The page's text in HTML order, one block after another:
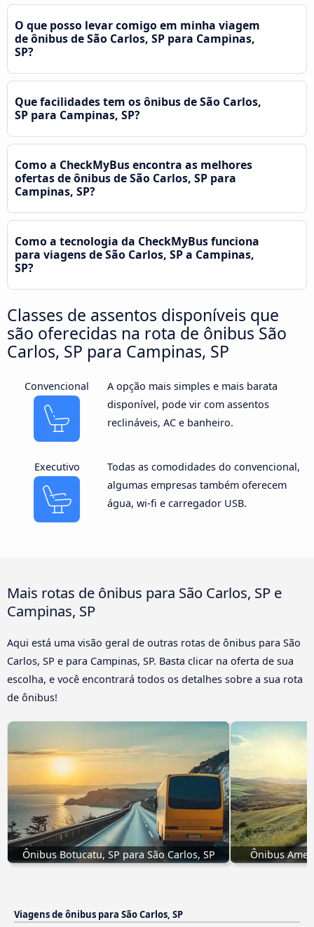
O que posso levar comigo em minha viagem
de ônibus de São Carlos, SP para Campinas,
SP?
Que facilidades tem os ônibus de São Carlos,
SP para Campinas, SP?
Como a CheckMyBus encontra as melhores
ofertas de ônibus de São Carlos, SP para
Campinas, SP?
Como a tecnologia da CheckMyBus funciona
para viagens de São Carlos, SP a Campinas,
SP?
Classes de assentos disponíveis que
são oferecidas na rota de ônibus São
Carlos, SP para Campinas, SP
Convencional
A opção mais simples e mais barata
disponível, pode vir com assentos
reclináveis, AC e banheiro.
Executivo
Todas as comodidades do convencional,
algumas empresas também oferecem
água, wi-fi e carregador USB.
Mais rotas de ônibus para São Carlos, SP e
Campinas, SP
Aqui está uma visão geral de outras rotas de ônibus para São
Carlos, SP e para Campinas, SP. Basta clicar na oferta de sua
escolha, e você encontrará todos os detalhes sobre a sua rota
de ônibus!
Ônibus Botucatu, SP para São Carlos, SP Ônibus
Viagens de ônibus para São Carlos, SP